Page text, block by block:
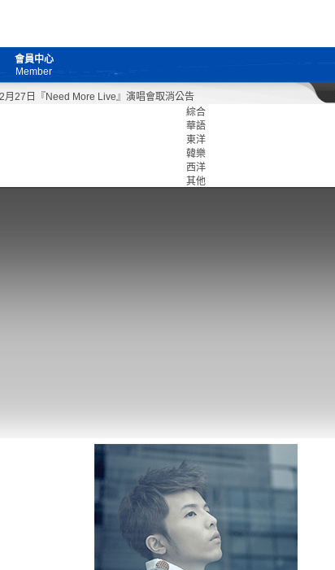
會員中心
Member
『Need More Live』演唱會取消公告
綜合
華語
東洋
韓樂
西洋
其他